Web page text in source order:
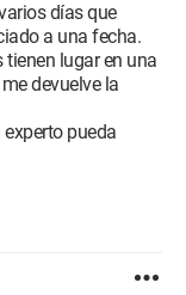
días que
a una fecha.
tienen lugar en una
devuelve la
pueda